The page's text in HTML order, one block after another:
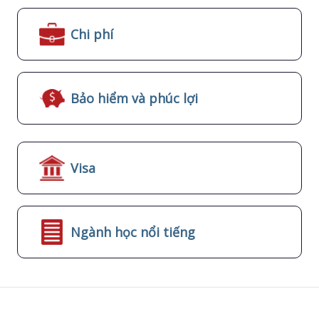
Chi phí
Bảo hiểm và phúc lợi
Visa
Ngành học nổi tiếng